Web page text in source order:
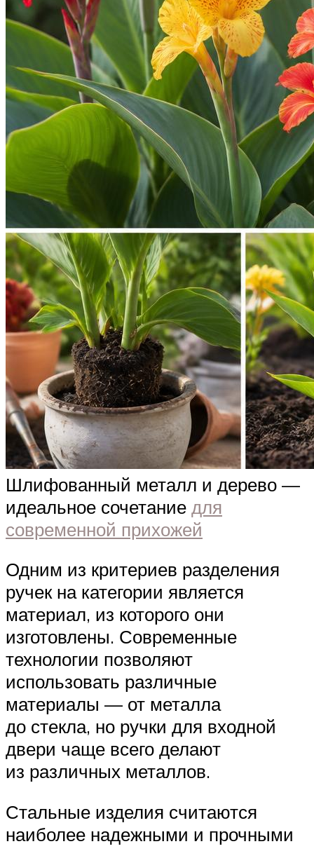
Шлифованный металл и дерево —
идеальное сочетание для
современной прихожей
Одним из критериев разделения
ручек на категории является
материал, из которого они
изготовлены. Современные
технологии позволяют
использовать различные
материалы — от металла
до стекла, но ручки для входной
двери чаще всего делают
из различных металлов.
Стальные изделия считаются
наиболее надежными и прочными